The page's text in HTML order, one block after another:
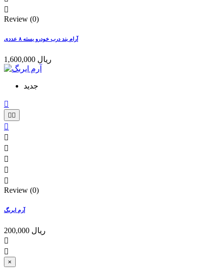

Review (0)
آرام بند درب خودرو بسته ۸ عددی
1,600,000 ریال
جدید

 






Review (0)
آرم ایربگ
200,000 ریال


×